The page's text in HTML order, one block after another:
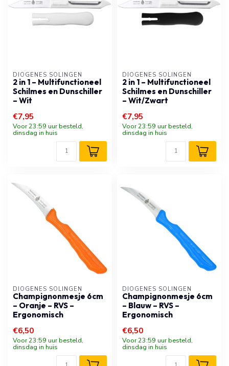
DIOGENES SOLINGEN
2 in 1 – Multifunctioneel
Schilmes en Dunschiller
– Wit
€7,95
Voor 23:59 uur besteld,
dinsdag in huis
DIOGENES SOLINGEN
2 in 1 – Multifunctioneel
Schilmes en Dunschiller
– Wit/Zwart
€7,95
Voor 23:59 uur besteld,
dinsdag in huis
DIOGENES SOLINGEN
Champignonmesje 6cm
– Oranje – RVS –
Ergonomisch
€6,50
Voor 23:59 uur besteld,
dinsdag in huis
DIOGENES SOLINGEN
Champignonmesje 6cm
– Blauw – RVS –
Ergonomisch
€6,50
Voor 23:59 uur besteld,
dinsdag in huis